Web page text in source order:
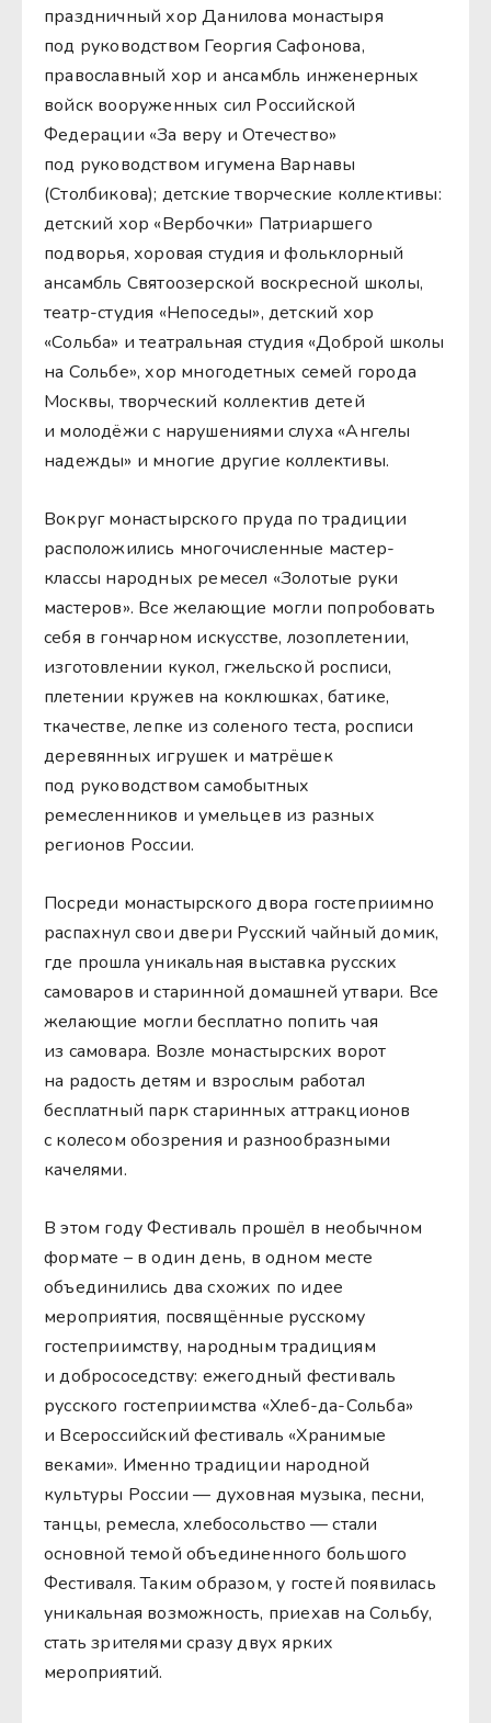
праздничный хор Данилова монастыря
под руководством Георгия Сафонова,
православный хор и ансамбль инженерных
войск вооруженных сил Российской
Федерации «За веру и Отечество»
под руководством игумена Варнавы
(Столбикова); детские творческие коллективы:
детский хор «Вербочки» Патриаршего
подворья, хоровая студия и фольклорный
ансамбль Святоозерской воскресной школы,
театр-студия «Непоседы», детский хор
«Сольба» и театральная студия «Доброй школы
на Сольбе», хор многодетных семей города
Москвы, творческий коллектив детей
и молодёжи с нарушениями слуха «Ангелы
надежды» и многие другие коллективы.
Вокруг монастырского пруда по традиции
расположились многочисленные мастер-
классы народных ремесел «Золотые руки
мастеров». Все желающие могли попробовать
себя в гончарном искусстве, лозоплетении,
изготовлении кукол, гжельской росписи,
плетении кружев на коклюшках, батике,
ткачестве, лепке из соленого теста, росписи
деревянных игрушек и матрёшек
под руководством самобытных
ремесленников и умельцев из разных
регионов России.
Посреди монастырского двора гостеприимно
распахнул свои двери Русский чайный домик,
где прошла уникальная выставка русских
самоваров и старинной домашней утвари. Все
желающие могли бесплатно попить чая
из самовара. Возле монастырских ворот
на радость детям и взрослым работал
бесплатный парк старинных аттракционов
с колесом обозрения и разнообразными
качелями.
В этом году Фестиваль прошёл в необычном
формате – в один день, в одном месте
объединились два схожих по идее
мероприятия, посвящённые русскому
гостеприимству, народным традициям
и добрососедству: ежегодный фестиваль
русского гостеприимства «Хлеб-да-Сольба»
и Всероссийский фестиваль «Хранимые
веками». Именно традиции народной
культуры России — духовная музыка, песни,
танцы, ремесла, хлебосольство — стали
основной темой объединенного большого
Фестиваля. Таким образом, у гостей появилась
уникальная возможность, приехав на Сольбу,
стать зрителями сразу двух ярких
мероприятий.